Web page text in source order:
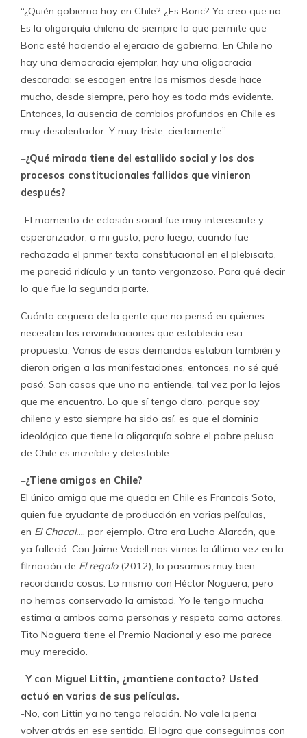
“¿Quién gobierna hoy en Chile? ¿Es Boric? Yo creo que no.
Es la oligarquía chilena de siempre la que permite que
Boric esté haciendo el ejercicio de gobierno. En Chile no
hay una democracia ejemplar, hay una oligocracia
descarada; se escogen entre los mismos desde hace
mucho, desde siempre, pero hoy es todo más evidente.
Entonces, la ausencia de cambios profundos en Chile es
muy desalentador. Y muy triste, ciertamente”.
–¿Qué mirada tiene del estallido social y los dos
procesos constitucionales fallidos que vinieron
después?
-El momento de eclosión social fue muy interesante y
esperanzador, a mi gusto, pero luego, cuando fue
rechazado el primer texto constitucional en el plebiscito,
me pareció ridículo y un tanto vergonzoso. Para qué decir
lo que fue la segunda parte.
Cuánta ceguera de la gente que no pensó en quienes
necesitan las reivindicaciones que establecía esa
propuesta. Varias de esas demandas estaban también y
dieron origen a las manifestaciones, entonces, no sé qué
pasó. Son cosas que uno no entiende, tal vez por lo lejos
que me encuentro. Lo que sí tengo claro, porque soy
chileno y esto siempre ha sido así, es que el dominio
ideológico que tiene la oligarquía sobre el pobre pelusa
de Chile es increíble y detestable.
–¿Tiene amigos en Chile?
El único amigo que me queda en Chile es Francois Soto,
quien fue ayudante de producción en varias películas,
en El Chacal…, por ejemplo. Otro era Lucho Alarcón, que
ya falleció. Con Jaime Vadell nos vimos la última vez en la
filmación de El regalo(2012), lo pasamos muy bien
recordando cosas. Lo mismo con Héctor Noguera, pero
no hemos conservado la amistad. Yo le tengo mucha
estima a ambos como personas y respeto como actores.
Tito Noguera tiene el Premio Nacional y eso me parece
muy merecido.
–Y con Miguel Littin, ¿mantiene contacto? Usted
actuó en varias de sus películas.
-No, con Littin ya no tengo relación. No vale la pena
volver atrás en ese sentido. El logro que conseguimos con